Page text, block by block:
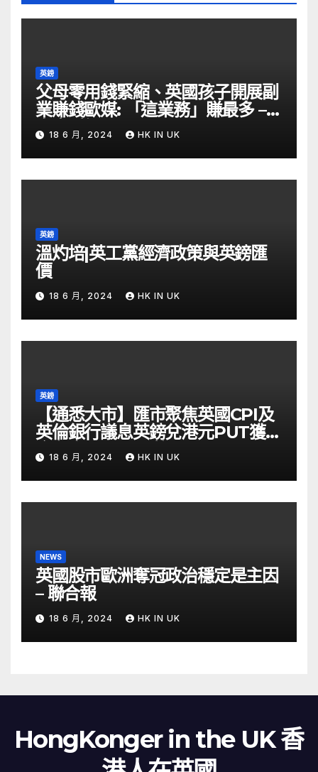
英鎊
父母零用錢緊縮、英國孩子開展副
業賺錢歐媒: 「這業務」賺最多 –
自由財經
18 6 月, 2024 HK IN UK
英鎊
溫灼培|英工黨經濟政策與英鎊匯
價
18 6 月, 2024 HK IN UK
英鎊
【通悉大市】匯市聚焦英國CPI及
英倫銀行議息英鎊兌港元PUT獲資
金留意 – Now 財經
18 6 月, 2024 HK IN UK
NEWS
英國股市歐洲奪冠政治穩定是主因
– 聯合報
18 6 月, 2024 HK IN UK
HongKonger in the UK 香